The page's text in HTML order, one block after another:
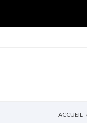
ACCUEIL